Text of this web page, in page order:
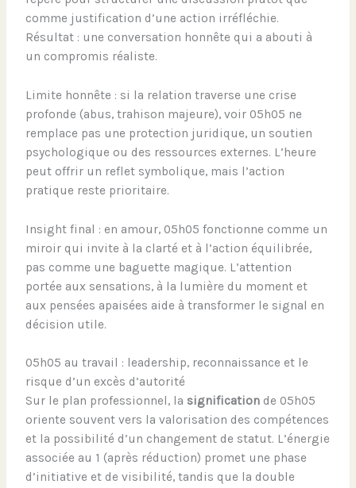
comme justification d’une action irréfléchie.
Résultat : une conversation honnête qui a abouti à
un compromis réaliste.
Limite honnête : si la relation traverse une crise
profonde (abus, trahison majeure), voir 05h05 ne
remplace pas une protection juridique, un soutien
psychologique ou des ressources externes. L’heure
peut offrir un reflet symbolique, mais l’action
pratique reste prioritaire.
Insight final : en amour, 05h05 fonctionne comme un
miroir qui invite à la clarté et à l’action équilibrée,
pas comme une baguette magique. L’attention
portée aux sensations, à la lumière du moment et
aux pensées apaisées aide à transformer le signal en
décision utile.
05h05 au travail : leadership, reconnaissance et le
risque d’un excès d’autorité
Sur le plan professionnel, la signification de 05h05
oriente souvent vers la valorisation des compétences
et la possibilité d’un changement de statut. L’énergie
associée au 1 (après réduction) promet une phase
d’initiative et de visibilité, tandis que la double